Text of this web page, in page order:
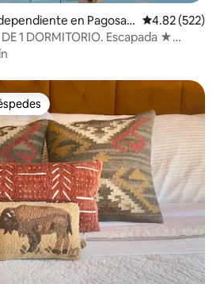
en Pagosa S Calificación
4.82 (522)
1 DORMITORIO. Escapada ★
entre huéspedes